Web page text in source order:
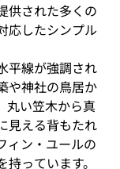
供された多くの
応したシンプル
平線が強調され
や神社の鳥居か
丸い笠木から真
見える背もたれ
ィン・ユールの
っています。